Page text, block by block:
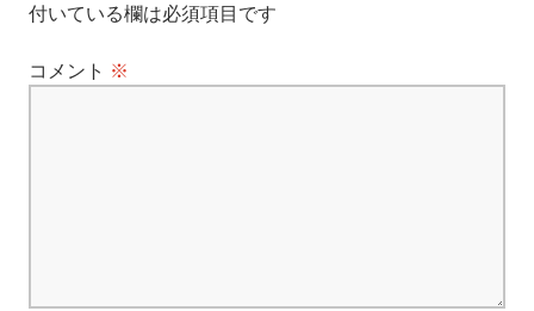
ゲ
ー
付いている欄は必須項目です
コメント ※